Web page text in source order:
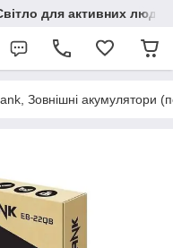
для активних людей
Зовнішні акумулятори